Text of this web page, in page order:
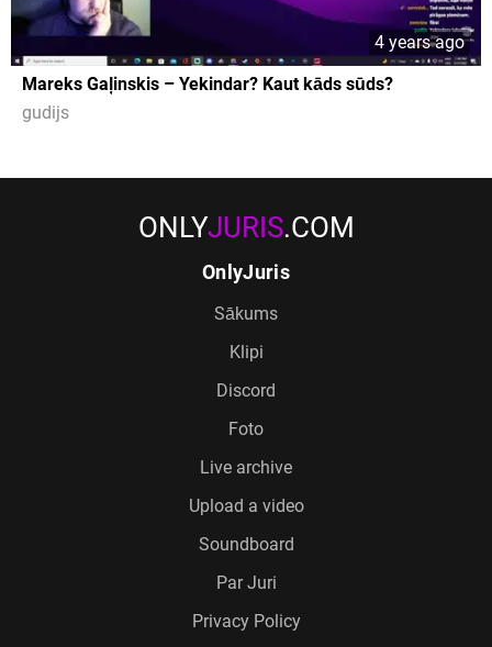
4 years ago
Mareks Gaļinskis – Yekindar? Kaut kāds sūds?
gudijs
ONLYJURIS.COM
OnlyJuris
Sākums
Klipi
Discord
Foto
Live archive
Upload a video
Soundboard
Par Juri
Privacy Policy